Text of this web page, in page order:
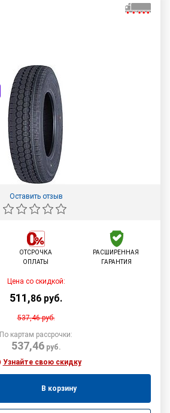
Оставить отзыв
ОТСРОЧКА
ОПЛАТЫ
РАСШИРЕННАЯ
ГАРАНТИЯ
Цена со скидкой:
511,86 руб.
537,46руб.
По картам рассрочки:
537,46руб.
Узнайте свою скидку
В корзину